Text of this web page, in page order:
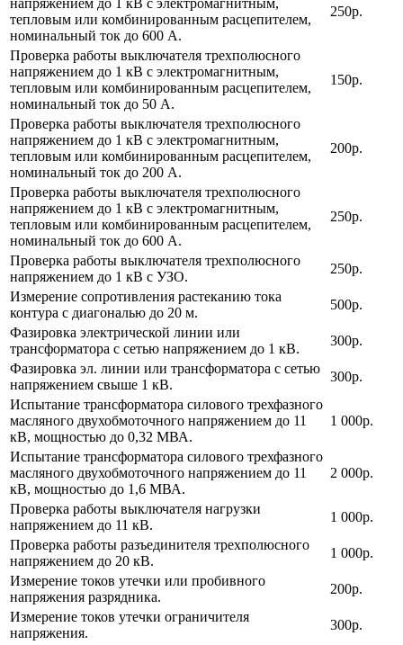
напряжением до 1 кВ с электромагнитным,
тепловым или комбинированным расцепителем,
номинальный ток до 600 А.
250р.
Проверка работы выключателя трехполюсного
напряжением до 1 кВ с электромагнитным,
тепловым или комбинированным расцепителем,
номинальный ток до 50 А.
150р.
Проверка работы выключателя трехполюсного
напряжением до 1 кВ с электромагнитным,
тепловым или комбинированным расцепителем,
номинальный ток до 200 А.
200р.
Проверка работы выключателя трехполюсного
напряжением до 1 кВ с электромагнитным,
тепловым или комбинированным расцепителем,
номинальный ток до 600 А.
250р.
Проверка работы выключателя трехполюсного
напряжением до 1 кВ с УЗО.
250р.
Измерение сопротивления растеканию тока
контура с диагональю до 20 м.
500р.
Фазировка электрической линии или
трансформатора с сетью напряжением до 1 кВ.
300р.
Фазировка эл. линии или трансформатора с сетью
напряжением свыше 1 кВ.
300р.
Испытание трансформатора силового трехфазного
масляного двухобмоточного напряжением до 11
кВ, мощностью до 0,32 МВА.
1 000р.
Испытание трансформатора силового трехфазного
масляного двухобмоточного напряжением до 11
кВ, мощностью до 1,6 МВА.
2 000р.
Проверка работы выключателя нагрузки
напряжением до 11 кВ.
1 000р.
Проверка работы разъединителя трехполюсного
напряжением до 20 кВ.
1 000р.
Измерение токов утечки или пробивного
напряжения разрядника.
200р.
Измерение токов утечки ограничителя
напряжения.
300р.